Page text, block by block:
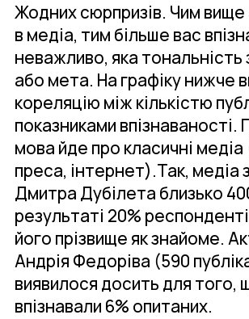
Жодних сюрпризів. Чим вище
в медіа, тим більше вас
неважливо, яка тональність
або мета. На графіку нижче
кореляцію між кількістю
показниками впізнаваності.
мова йде про класичні
преса, інтернет).Так, медіа
Дмитра Дубілета близько
результаті 20%
його прізвище як знайоме.
Андрія Федоріва (590
виявилося досить для того,
впізнавали 6% опитаних.